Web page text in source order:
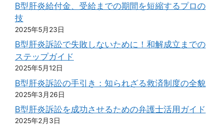
B型肝炎給付金、受給までの期間を短縮するプロの
技
2025年5月23日
B型肝炎訴訟で失敗しないために！和解成立までの
ステップガイド
2025年5月12日
B型肝炎訴訟の手引き：知られざる救済制度の全貌
2025年3月26日
B型肝炎訴訟を成功させるための弁護士活用ガイド
2025年2月3日